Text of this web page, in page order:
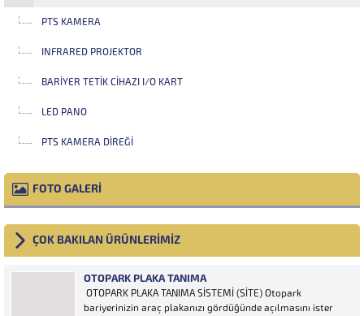
PTS KAMERA
INFRARED PROJEKTOR
BARIYER TETIK CIHAZI I/O KART
LED PANO
PTS KAMERA DIREĞI
FOTO GALERİ
ÇOK BAKILAN ÜRÜNLERİMİZ
OTOPARK PLAKA TANIMA
OTOPARK PLAKA TANIMA SİSTEMİ (SİTE) Otopark
bariyerinizin araç plakanızı gördüğünde açılmasını ister